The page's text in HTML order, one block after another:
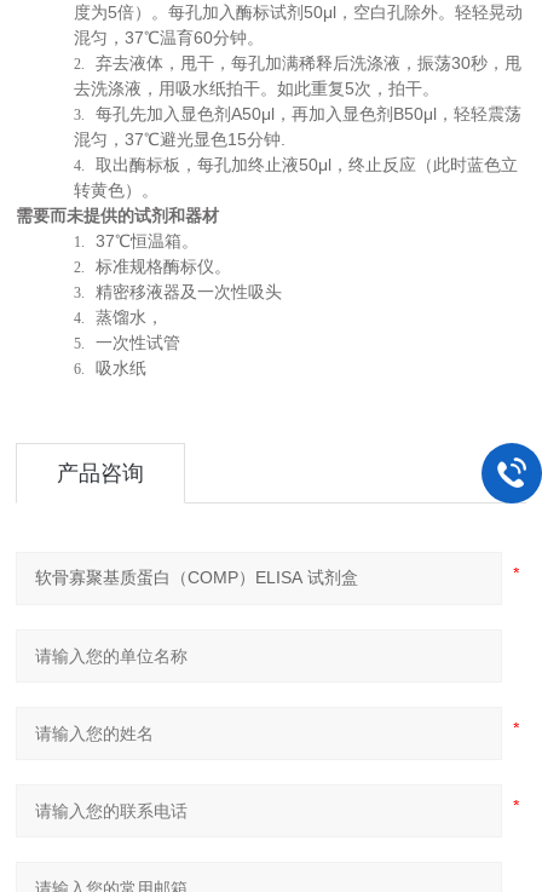
度为5倍）。每孔加入酶标试剂 50μl ，空白孔除外。轻轻晃动
混匀，37℃温育60分钟。
2.弃去液体，甩干，每孔加满稀释后洗涤液，振荡30秒，甩
去洗涤液，用吸水纸拍干。如此重复 5次，拍干。
3.每孔先加入显色剂A50μl ，再加入显色剂 B50μl ，轻轻震荡
混匀，37℃避光显色15分钟
4.取出酶标板，每孔加终止液50μl ，终止反应（此时蓝色立
转黄色）。
需要而未提供的试剂和器材
1.37℃恒温箱。
2.标准规格酶标仪。
3.精密移液器及一次性吸头
4.蒸馏水，
5.一次性试管
6.吸水纸
产品咨询